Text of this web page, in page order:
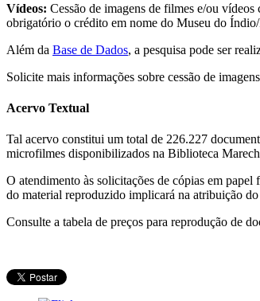
Vídeos: Cessão de imagens de filmes e/ou
obrigatório o crédito em nome do Museu do
Além da Base de Dados, a pesquisa pode ser
Solicite mais informações sobre cessão de
Acervo Textual
Tal acervo constitui um total de 226.227
microfilmes disponibilizados na Biblioteca
O atendimento às solicitações de cópias em
do material reproduzido implicará na atribuição
Consulte a tabela de preços para reprodução de